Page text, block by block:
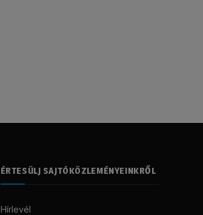
ÉRTESÜLJ SAJTÓKÖZLEMÉNYEINKRŐL
Hírlevél